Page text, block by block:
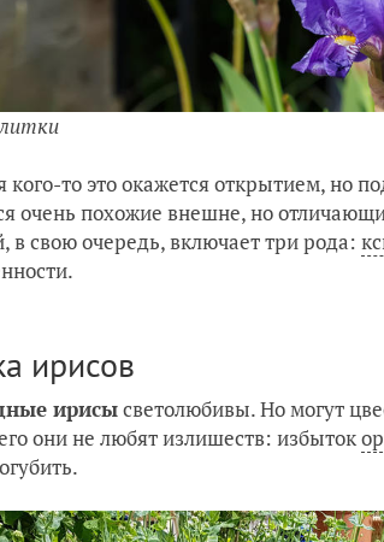
кого-то это окажется открытием, но
очень похожие внешне, но
в свою очередь, включает три рода:
ирисов
ирисысветолюбивы. Но могут
они не любят излишеств: избыток